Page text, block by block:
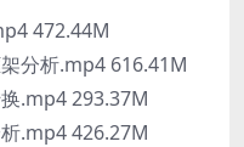
472.44M
分析.mp4 616.41M
.mp4 293.37M
.mp4 426.27M